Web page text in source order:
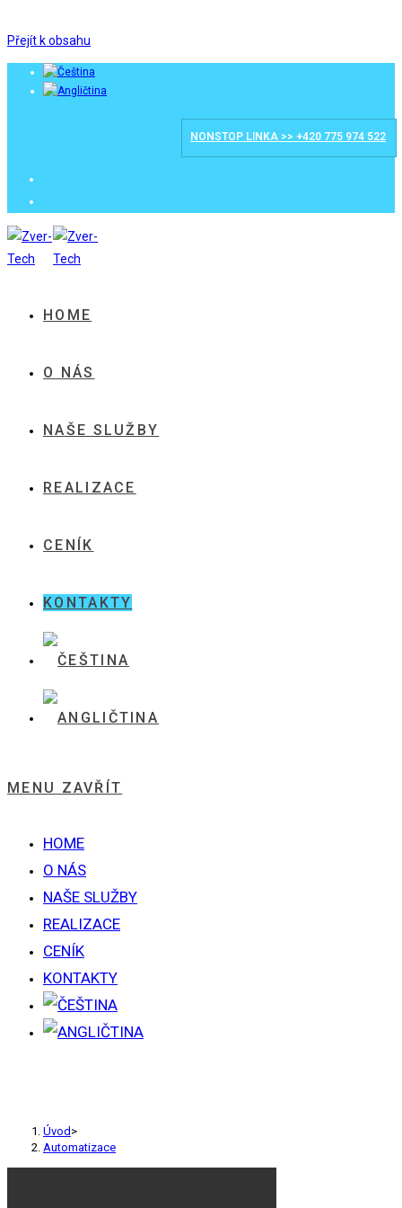
Přejít k obsahu
NONSTOP LINKA >> +420 775 974 522
HOME
O NÁS
NAŠE SLUŽBY
REALIZACE
CENÍK
KONTAKTY
MENU ZAVŘÍT
HOME
O NÁS
NAŠE SLUŽBY
REALIZACE
CENÍK
KONTAKTY
Úvod >
Automatizace